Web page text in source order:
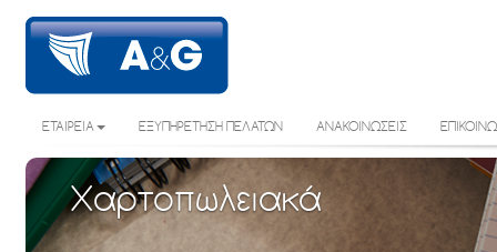
ΕΤΑΙΡΕΙΑ ΕΞΥΠΗΡΕΤΗΣΗ ΠΕΛΑΤΩΝ ΑΝΑΚΟΙΝΩΣΕΙΣ
Χαρτοπωλειακά